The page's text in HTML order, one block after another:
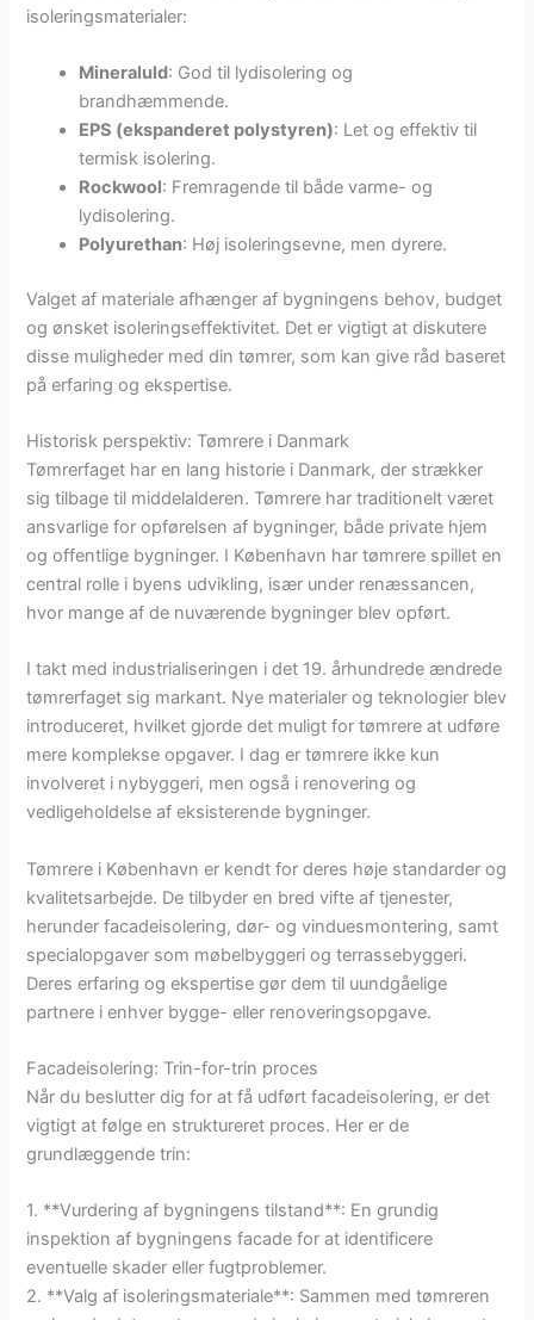
isoleringsmaterialer:
Mineraluld: God til lydisolering og
brandhæmmende.
EPS (ekspanderet polystyren): Let og effektiv til
termisk isolering.
Rockwool: Fremragende til både varme- og
lydisolering.
Polyurethan: Høj isoleringsevne, men dyrere.
Valget af materiale afhænger af bygningens behov, budget
og ønsket isoleringseffektivitet. Det er vigtigt at diskutere
disse muligheder med din tømrer, som kan give råd baseret
på erfaring og ekspertise.
Historisk perspektiv: Tømrere i Danmark
Tømrerfaget har en lang historie i Danmark, der strækker
sig tilbage til middelalderen. Tømrere har traditionelt været
ansvarlige for opførelsen af bygninger, både private hjem
og offentlige bygninger. I København har tømrere spillet en
central rolle i byens udvikling, især under renæssancen,
hvor mange af de nuværende bygninger blev opført.
I takt med industrialiseringen i det 19. århundrede ændrede
tømrerfaget sig markant. Nye materialer og teknologier blev
introduceret, hvilket gjorde det muligt for tømrere at udføre
mere komplekse opgaver. I dag er tømrere ikke kun
involveret i nybyggeri, men også i renovering og
vedligeholdelse af eksisterende bygninger.
Tømrere i København er kendt for deres høje standarder og
kvalitetsarbejde. De tilbyder en bred vifte af tjenester,
herunder facadeisolering, dør- og vinduesmontering, samt
specialopgaver som møbelbyggeri og terrassebyggeri.
Deres erfaring og ekspertise gør dem til uundgåelige
partnere i enhver bygge- eller renoveringsopgave.
Facadeisolering: Trin-for-trin proces
Når du beslutter dig for at få udført facadeisolering, er det
vigtigt at følge en struktureret proces. Her er de
grundlæggende trin:
1. **Vurdering af bygningens tilstand**: En grundig
inspektion af bygningens facade for at identificere
eventuelle skader eller fugtproblemer.
2. **Valg af isoleringsmateriale**: Sammen med tømreren